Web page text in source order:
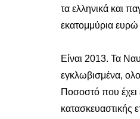
τα ελληνικά και
εκατομμύρια ευρώ
Είναι 2013. Τα
εγκλωβισμένα,
Ποσοστό που έχει
κατασκευαστικής